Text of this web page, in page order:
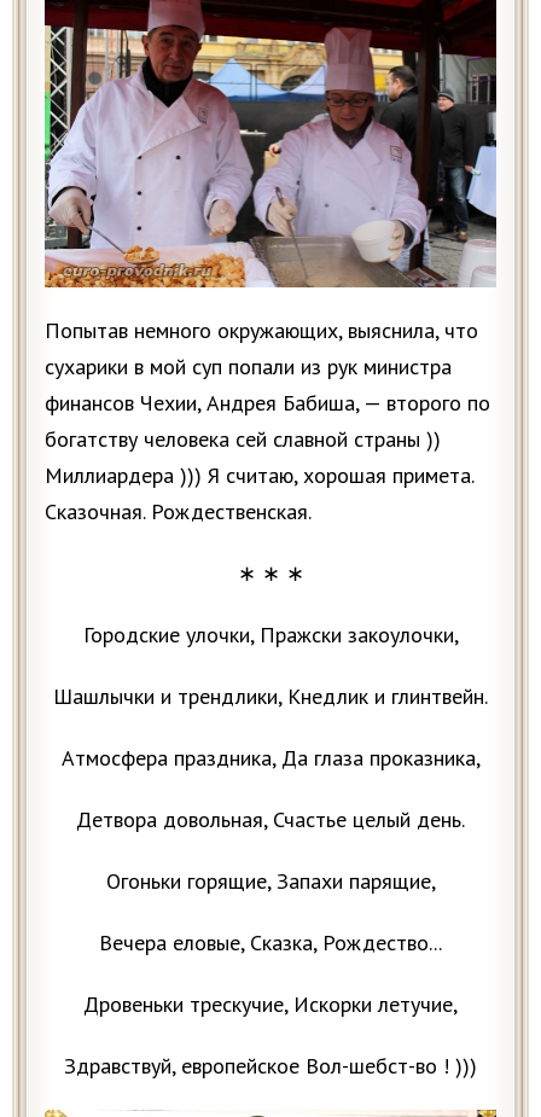
Попытав немного окружающих, выяснила, что
сухарики в мой суп попали из рук министра
финансов Чехии, Андрея Бабиша, — второго по
богатству человека сей славной страны ))
Миллиардера ))) Я считаю, хорошая примета.
Сказочная. Рождественская.
∗ ∗ ∗
Городские улочки, Пражски закоулочки,
Шашлычки и трендлики, Кнедлик и глинтвейн.
Атмосфера праздника, Да глаза проказника,
Детвора довольная, Счастье целый день.
Огоньки горящие, Запахи парящие,
Вечера еловые, Сказка, Рождество...
Дровеньки трескучие, Искорки летучие,
Здравствуй, европейское Вол-шебст-во ! )))